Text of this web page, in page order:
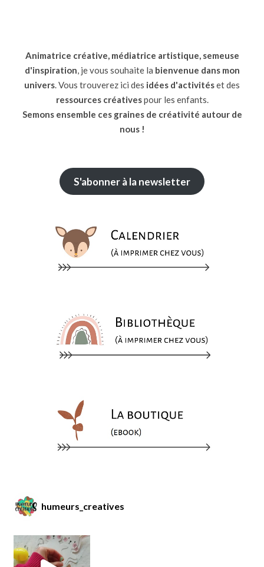
Animatrice créative, médiatrice artistique, semeuse
d'inspiration, je vous souhaite la bienvenue dans mon
univers. Vous trouverez ici des idées d'activitéset des
ressources créativespour les enfants.
Semons ensemble ces graines de créativité autour de
nous !
S'abonner à la newsletter
humeurs_creatives